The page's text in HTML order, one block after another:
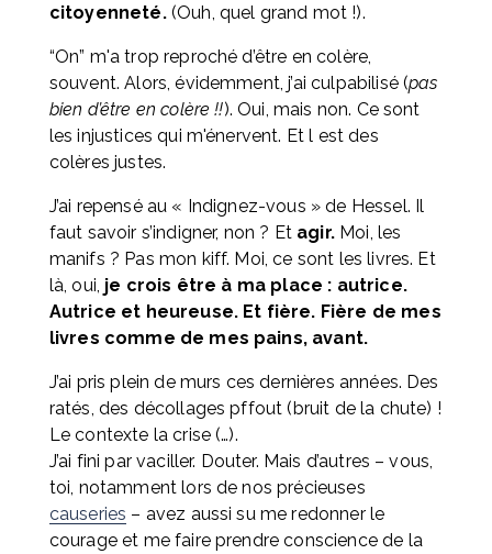
citoyenneté. (Ouh, quel grand mot !).
“On” m'a trop reproché d’être en colère,
souvent. Alors, évidemment, j’ai culpabilisé (pas
bien d’être en colère !!). Oui, mais non. Ce sont
les injustices qui m'énervent. Et l est des
colères justes.
J’ai repensé au « Indignez-vous » de Hessel. Il
faut savoir s’indigner, non ? Et agir. Moi, les
manifs ? Pas mon kiff. Moi, ce sont les livres. Et
là, oui, je crois être à ma place : autrice.
Autrice et heureuse. Et fière. Fière de mes
livres comme de mes pains, avant.
J’ai pris plein de murs ces dernières années. Des
ratés, des décollages pffout (bruit de la chute) !
Le contexte la crise (…).
J’ai fini par vaciller. Douter. Mais d’autres – vous,
causeries – avez aussi su me redonner le
courage et me faire prendre conscience de la